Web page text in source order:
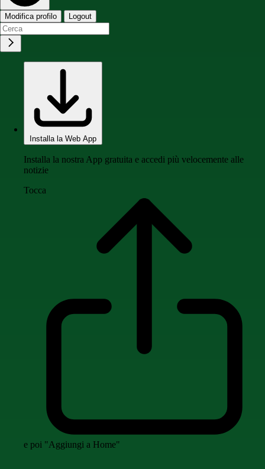
Modifica profilo Logout
Installa la Web App
Installa la nostra App gratuita e accedi più velocemente alle
notizie
Tocca
e poi "Aggiungi a Home"